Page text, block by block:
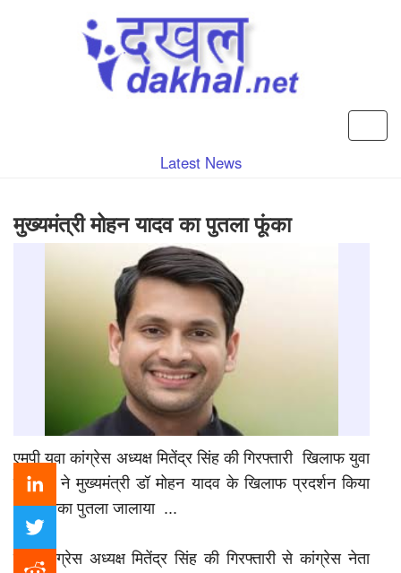
Latest News
मुख्यमंत्री मोहन यादव का पुतला फूंका
एमपी युवा कांग्रेस अध्यक्ष मितेंद्र सिंह की गिरफ्तारी खिलाफ युवा
कांग्रेस ने मुख्यमंत्री डॉ मोहन यादव के खिलाफ प्रदर्शन किया
और उनका पुतला जालाया ...
युवा कांग्रेस अध्यक्ष मितेंद्र सिंह की गिरफ्तारी से कांग्रेस नेता